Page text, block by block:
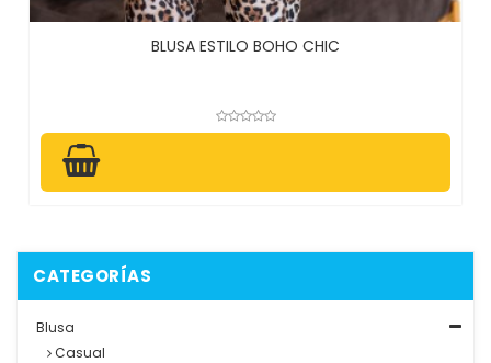
BLUSA ESTILO BOHO CHIC
CATEGORÍAS
Blusa
Casual